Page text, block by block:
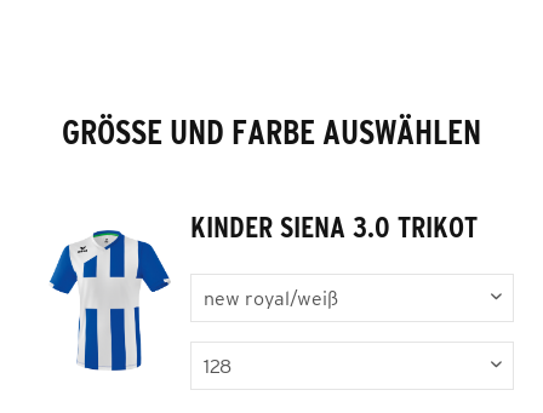
GRÖSSE UND FARBE AUSWÄHLEN
KINDER SIENA 3.0 TRIKOT